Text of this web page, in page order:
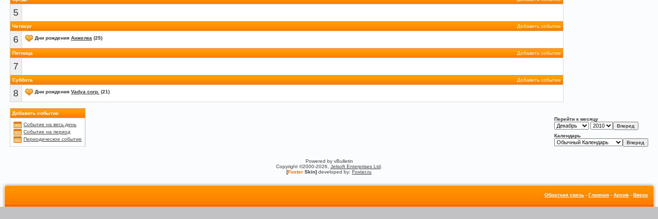
5
Добавить событие
Четверг
6 Дни рождения Анжелка (25)
Добавить событие
Пятница
7
Добавить событие
Суббота
8 Дни рождения Vadya corp. (21)
Добавить событие
Событие на весь день
Событие на период
Периодическое событие
Перейти к месяцу
Календарь
Powered by vBulletin
Copyright ©2000-2026, Jelsoft Enterprises Ltd
[Foxter Skin] developed by: Foxter.ru
Обратная связь - Главная - Архив - Вверх